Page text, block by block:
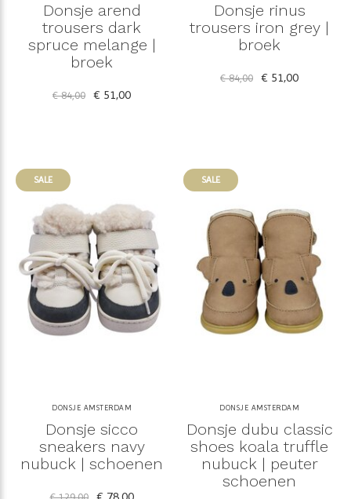
Donsje arend
trousers dark
spruce melange |
broek
€ 84,00 € 51,00
Donsje rinus
trousers iron grey |
broek
€ 84,00 € 51,00
SALE
DONSJE AMSTERDAM
Donsje sicco
sneakers navy
nubuck | schoenen
€ 129,00 € 78,00
SALE
DONSJE AMSTERDAM
Donsje dubu classic
shoes koala truffle
nubuck | peuter
schoenen